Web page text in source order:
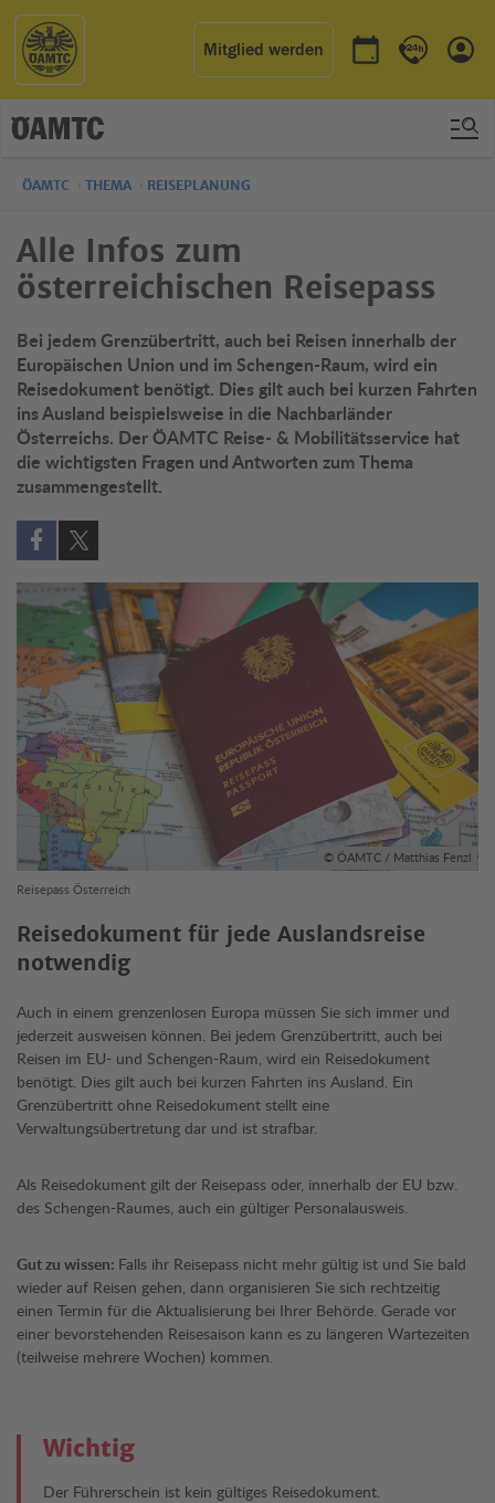
Mitglied werden
Termin buchen
Kontakt &
ÖAMTC THEMA REISEPLANUNG
Alle Infos zum
österreichischen Reisepass
Bei jedem Grenzübertritt, auch bei Reisen innerhalb der
Europäischen Union und im Schengen-Raum, wird ein
Reisedokument benötigt. Dies gilt auch bei kurzen Fahrten
ins Ausland beispielsweise in die Nachbarländer
Österreichs. Der ÖAMTC Reise- & Mobilitätsservice hat
die wichtigsten Fragen und Antworten zum Thema
zusammengestellt.
Auf Facebook teilen (öffnet in neuem Fenster)
Auf X teilen (öffnet in neuem Fenster)
© ÖAMTC / Matthias Fenzl
Reisepass Österreich
Reisedokument für jede Auslandsreise
notwendig
Auch in einem grenzenlosen Europa müssen Sie sich immer und
jederzeit ausweisen können. Bei jedem Grenzübertritt, auch bei
Reisen im EU- und Schengen-Raum, wird ein Reisedokument
benötigt. Dies gilt auch bei kurzen Fahrten ins Ausland. Ein
Grenzübertritt ohne Reisedokument stellt eine
Verwaltungsübertretung dar und ist strafbar.
Als Reisedokument gilt der Reisepass oder, innerhalb der EU bzw.
des Schengen-Raumes, auch ein gültiger Personalausweis.
Gut zu wissen: Falls ihr Reisepass nicht mehr gültig ist und Sie bald
wieder auf Reisen gehen, dann organisieren Sie sich rechtzeitig
einen Termin für die Aktualisierung bei Ihrer Behörde. Gerade vor
einer bevorstehenden Reisesaison kann es zu längeren Wartezeiten
(teilweise mehrere Wochen) kommen.
Wichtig
Der Führerschein ist kein gültiges Reisedokument.